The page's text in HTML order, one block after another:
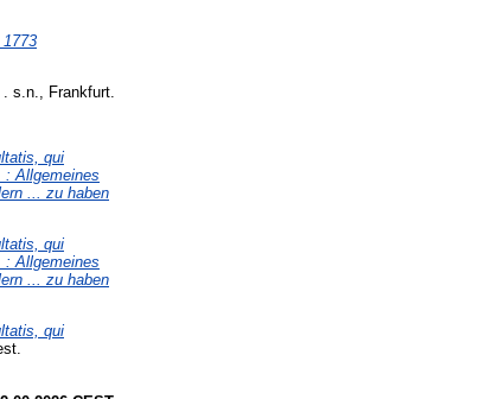
s.n., Frankfurt.
qui
: Allgemeines
... zu haben
qui
: Allgemeines
... zu haben
qui